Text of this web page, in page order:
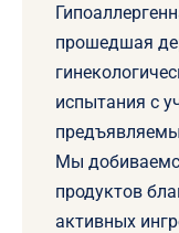
прошедшая
испытания с
Мы
продуктов
активных